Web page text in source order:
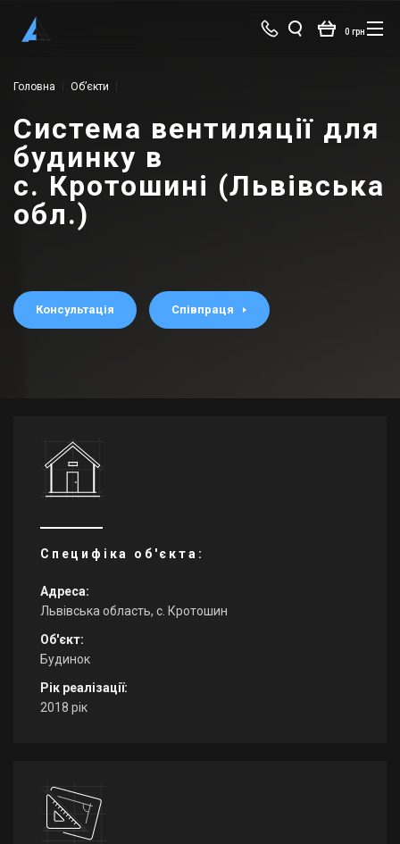
0 грн
Головна Об’єкти
Система вентиляції для
будинку в
с. Кротошині (Львівська
обл.)
Консультація Співпраця
Специфіка об'єкта:
Адреса:
Львівська область, с. Кротошин
Об'єкт:
Будинок
Рік реалізації:
2018 рік